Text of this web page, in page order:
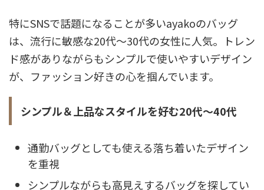
特にSNSで話題になることが多いayakoのバッグ
は、流行に敏感な20代～30代の女性に人気。トレン
ド感がありながらもシンプルで使いやすいデザイン
が、ファッション好きの心を掴んでいます。
シンプル＆上品なスタイルを好む20代～40代
通勤バッグとしても使える落ち着いたデザイン
を重視
シンプルながらも高見えするバッグを探してい